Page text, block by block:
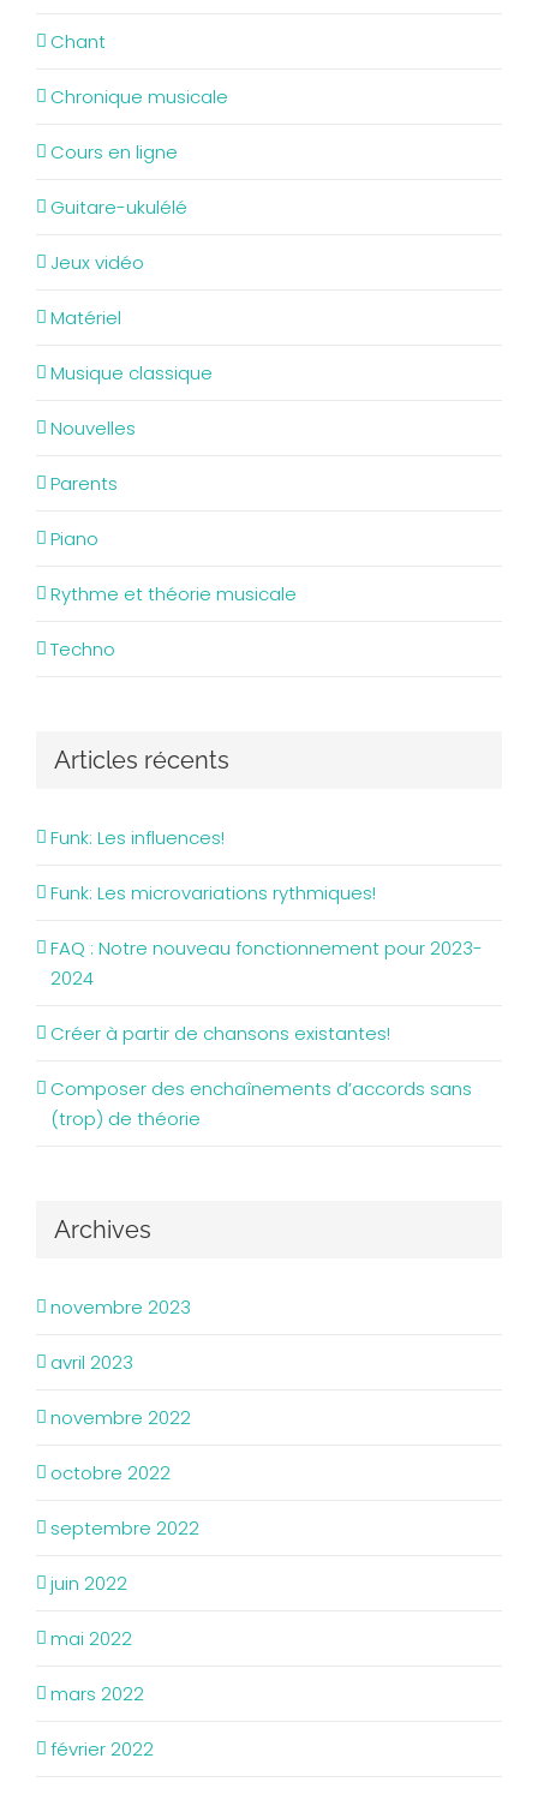
Chant
Chronique musicale
Cours en ligne
Guitare-ukulélé
Jeux vidéo
Matériel
Musique classique
Nouvelles
Parents
Piano
Rythme et théorie musicale
Techno
Articles récents
Funk: Les influences!
Funk: Les microvariations rythmiques!
FAQ : Notre nouveau fonctionnement pour 2023-
2024
Créer à partir de chansons existantes!
Composer des enchaînements d’accords sans
(trop) de théorie
Archives
novembre 2023
avril 2023
novembre 2022
octobre 2022
septembre 2022
juin 2022
mai 2022
mars 2022
février 2022